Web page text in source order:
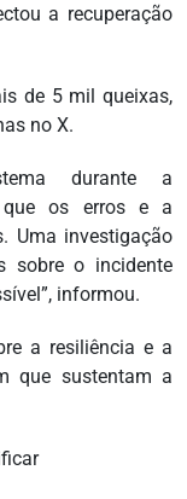
a recuperação
de 5 mil queixas,
no X.
durante a
que os erros e a
Uma investigação
sobre o incidente
informou.
a resiliência e a
que sustentam a